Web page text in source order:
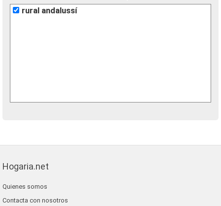
rural andalussí
Hogaria.net
Quienes somos
Contacta con nosotros